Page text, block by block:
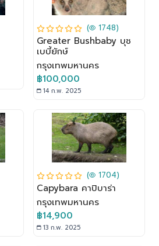
( 1748)
Greater Bushbaby บุช
เบบี้ยักษ์
กรุงเทพมหานคร
฿100,000
14 ก.พ. 2025
( 1704)
Capybara คาปิบาร่า
กรุงเทพมหานคร
฿14,900
13 ก.พ. 2025